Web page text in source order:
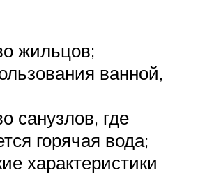
жильцов;
ванной,
санузлов, где
горячая вода;
характеристики